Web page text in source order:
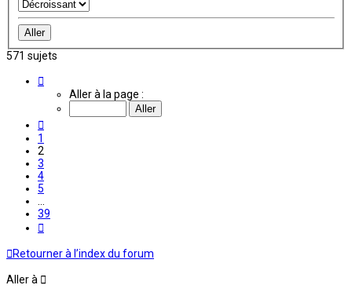
571 sujets
Aller à la page :
1
2
3
4
5
39
Retourner à l’index du forum
Aller à